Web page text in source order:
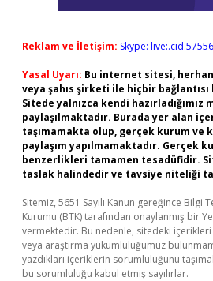
Reklam ve İletişim: Skype:
Yasal Uyarı: Bu internet sitesi,
veya şahıs şirketi ile hiçbir
Sitede yalnızca kendi hazırladığımız
paylaşılmaktadır. Burada yer alan
taşımamakta olup, gerçek kurum ve
paylaşım yapılmamaktadır. Gerçek
benzerlikleri tamamen tesadüfidir.
taslak halindedir ve tavsiye niteliği
Sitemiz, 5651 Sayılı Kanun gereğince Bilgi
Kurumu (BTK) tarafından onaylanmış bir
vermektedir. Bu nedenle, sitedeki
veya araştırma yükümlülüğümüz
yazdıkları içeriklerin sorumluluğunu
bu sorumluluğu kabul etmiş sayılırlar.